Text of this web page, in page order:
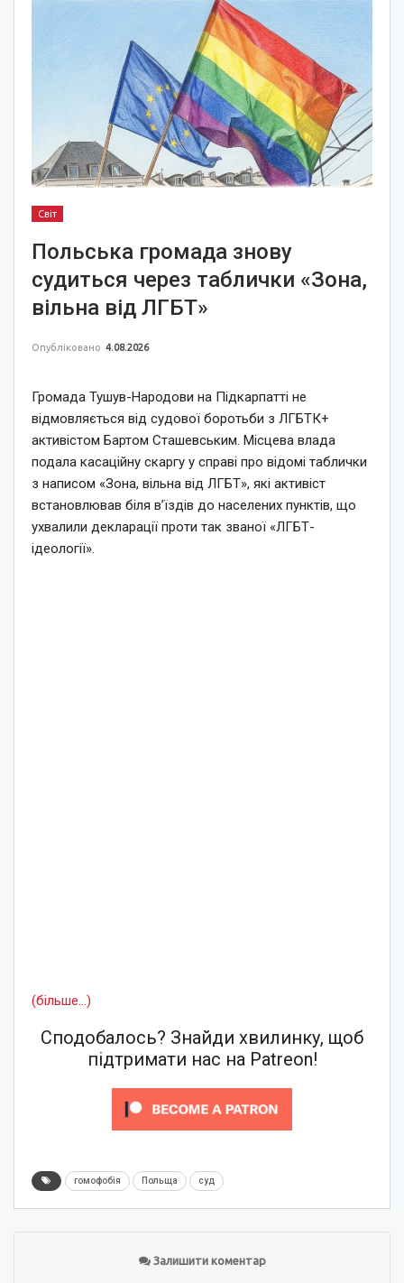
Світ
Польська громада знову
судиться через таблички «Зона,
вільна від ЛГБТ»
Опубліковано 4.08.2026
Громада Тушув-Народови на Підкарпатті не
відмовляється від судової боротьби з ЛГБТК+
активістом Бартом Сташевським. Місцева влада
подала касаційну скаргу у справі про відомі таблички
з написом «Зона, вільна від ЛГБТ», які активіст
встановлював біля в’їздів до населених пунктів, що
ухвалили декларації проти так званої «ЛГБТ-
ідеології».
(більше…)
Сподобалось? Знайди хвилинку, щоб
підтримати нас на Patreon!
гомофобія Польща суд
Залишити коментар